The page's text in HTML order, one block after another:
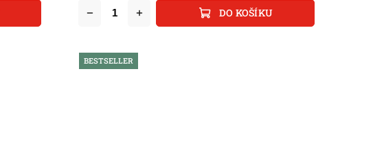
DO KOŠÍKU
BESTSELLER